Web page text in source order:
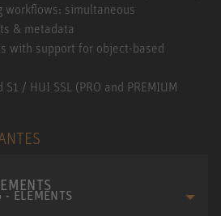
workflows: simultaneous
& metadata
with support for object-based
/ HUI SSL (PRO and PREMIUM
ELEMENTS